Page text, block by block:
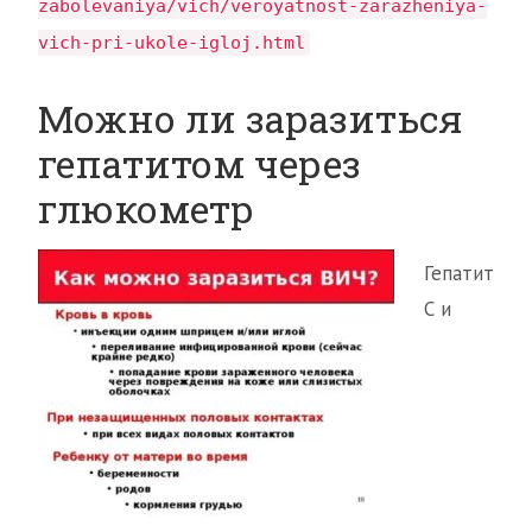
zabolevaniya/vich/veroyatnost-zarazheniya-
vich-pri-ukole-igloj.html
Можно ли заразиться
гепатитом через
глюкометр
Гепатит
С и